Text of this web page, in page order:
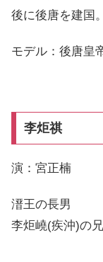
後に後唐を建国
モデル：後唐皇
李炬祺
演：宮正楠
溍王の長男
李炬嶢(疾沖)の兄